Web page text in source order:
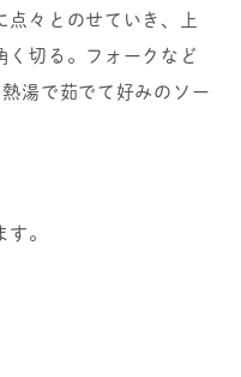
点々とのせていき、上
く切る。フォークなど
湯で茹でて好みのソー
。